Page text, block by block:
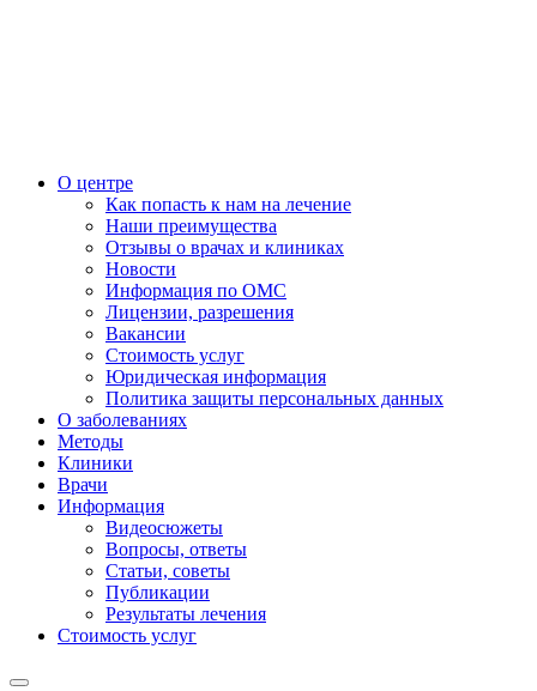
О центре
Как попасть к нам на лечение
Наши преимущества
Отзывы о врачах и клиниках
Новости
Информация по ОМС
Лицензии, разрешения
Вакансии
Стоимость услуг
Юридическая информация
Политика защиты персональных данных
О заболеваниях
Методы
Клиники
Врачи
Информация
Видеосюжеты
Вопросы, ответы
Статьи, советы
Публикации
Результаты лечения
Стоимость услуг